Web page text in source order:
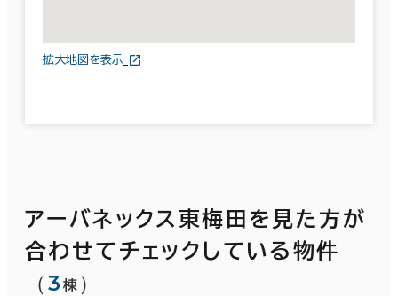
拡大地図を表示
アーバネックス東梅田を見た方が
合わせてチェックしている物件
（3 棟 ）